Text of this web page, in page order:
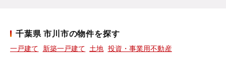
千葉県 市川市の物件を探す
一戸建て 新築一戸建て 土地 投資・事業用不動産